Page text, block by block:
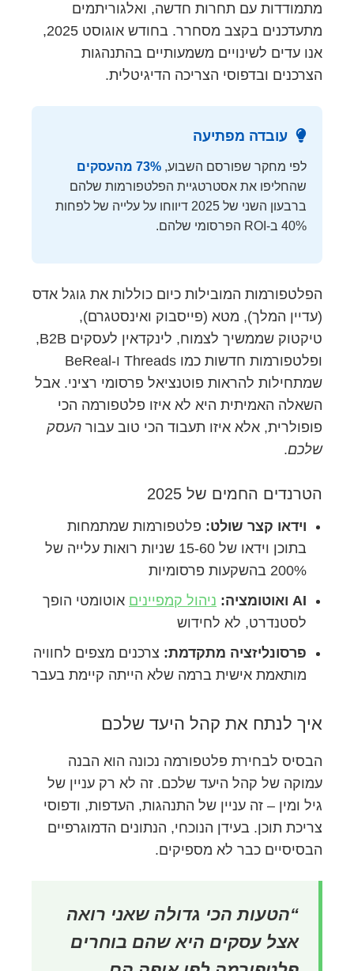
מתמודדות עם תחרות חדשה, ואלגוריתמים
מתעדכנים בקצב מסחרר. בחודש אוגוסט 2025,
אנו עדים לשינויים משמעותיים בהתנהגות
הצרכנים ובדפוסי הצריכה הדיגיטלית.
עובדה מפתיעה
לפי מחקר שפורסם השבוע, 73% מהעסקים
שהחליפו את אסטרטגיית הפלטפורמות שלהם
ברבעון השני של 2025 דיווחו על עלייה של לפחות
40% ב-ROI הפרסומי שלהם.
הפלטפורמות המובילות כיום כוללות את גוגל אדס
(עדיין המלך), מטא (פייסבוק ואינסטגרם),
טיקטוק שממשיך לצמוח, לינקדאין לעסקים B2B,
ופלטפורמות חדשות כמו Threads ו-BeReal
שמתחילות להראות פוטנציאל פרסומי רציני. אבל
השאלה האמיתית היא לא איזו פלטפורמה הכי
פופולרית, אלא איזו תעבוד הכי טוב עבור העסק
שלכם.
הטרנדים החמים של 2025
וידאו קצר שולט: פלטפורמות שמתמחות
בתוכן וידאו של 15-60 שניות רואות עלייה של
200% בהשקעות פרסומיות
AI ואוטומציה:
ניהול קמפיינים אוטומטי הופך
לסטנדרט, לא לחידוש
פרסונליזציה מתקדמת: צרכנים מצפים לחוויה
מותאמת אישית ברמה שלא הייתה קיימת בעבר
איך לנתח את קהל היעד שלכם
הבסיס לבחירת פלטפורמה נכונה הוא הבנה
עמוקה של קהל היעד שלכם. זה לא רק עניין של
גיל ומין – זה עניין של התנהגות, העדפות, ודפוסי
צריכת תוכן. בעידן הנוכחי, הנתונים הדמוגרפיים
הבסיסיים כבר לא מספיקים.
“הטעות הכי גדולה שאני רואה
אצל עסקים היא שהם בוחרים